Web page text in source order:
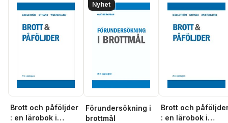
Brott och påföljder
: en lärobok i
Nyhet
Förundersökning i
brottmål
Brott och
: en lärobok i